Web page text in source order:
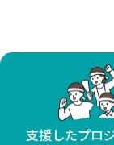
北海道 青森
福島
茨城 栃木
支援したプロ